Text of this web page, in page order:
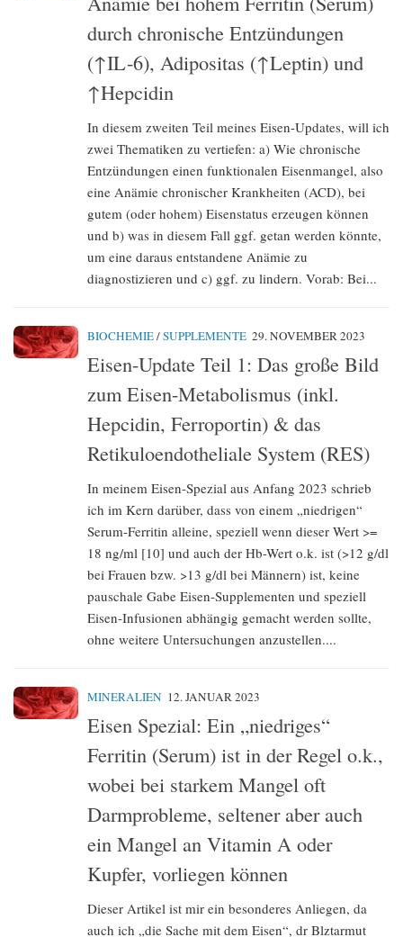
durch chronische Entzündungen
(↑IL-6), Adipositas (↑Leptin) und
↑Hepcidin
In diesem zweiten Teil meines Eisen-Updates, will ich
zwei Thematiken zu vertiefen: a) Wie chronische
Entzündungen einen funktionalen Eisenmangel, also
eine Anämie chronischer Krankheiten (ACD), bei
gutem (oder hohem) Eisenstatus erzeugen können
und b) was in diesem Fall ggf. getan werden könnte,
um eine daraus entstandene Anämie zu
diagnostizieren und c) ggf. zu lindern. Vorab: Bei...
BIOCHEMIE/SUPPLEMENTE 29. NOVEMBER 2023
Eisen-Update Teil 1: Das große Bild
zum Eisen-Metabolismus (inkl.
Hepcidin, Ferroportin) & das
Retikuloendotheliale System (RES)
In meinem Eisen-Spezial aus Anfang 2023 schrieb
ich im Kern darüber, dass von einem „niedrigen“
Serum-Ferritin alleine, speziell wenn dieser Wert >=
18 ng/ml [10] und auch der Hb-Wert o.k. ist (>12 g/dl
bei Frauen bzw. >13 g/dl bei Männern) ist, keine
pauschale Gabe Eisen-Supplementen und speziell
Eisen-Infusionen abhängig gemacht werden sollte,
ohne weitere Untersuchungen anzustellen....
MINERALIEN 12. JANUAR 2023
Eisen Spezial: Ein „niedriges“
Ferritin (Serum) ist in der Regel o.k.,
wobei bei starkem Mangel oft
Darmprobleme, seltener aber auch
ein Mangel an Vitamin A oder
Kupfer, vorliegen können
Dieser Artikel ist mir ein besonderes Anliegen, da
auch ich „die Sache mit dem Eisen“, dr Blztarmut